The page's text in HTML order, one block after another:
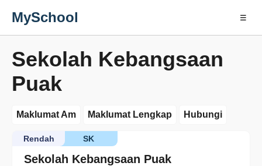
MySchool ☰
Sekolah Kebangsaan
Puak
Maklumat Am Maklumat Lengkap Hubungi
Sekolah Kebangsaan Puak
SK
Rendah